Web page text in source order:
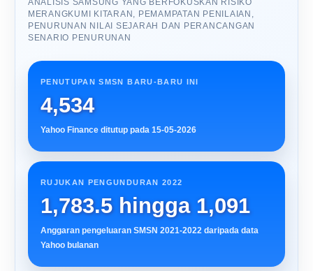
ANALISIS SAMSUNG YANG BERFOKUSKAN RISIKO
MERANGKUMI KITARAN, PEMAMPATAN PENILAIAN,
PENURUNAN NILAI SEJARAH DAN PERANCANGAN
SENARIO PENURUNAN
PENUTUPAN SMSN BARU-BARU INI
4,534
Yahoo Finance ditutup pada 15-05-2026
RUJUKAN PENGUNDURAN 2022
1,783.5 hingga 1,091
Anggaran pengeluaran SMSN 2021-2022 daripada data
Yahoo bulanan